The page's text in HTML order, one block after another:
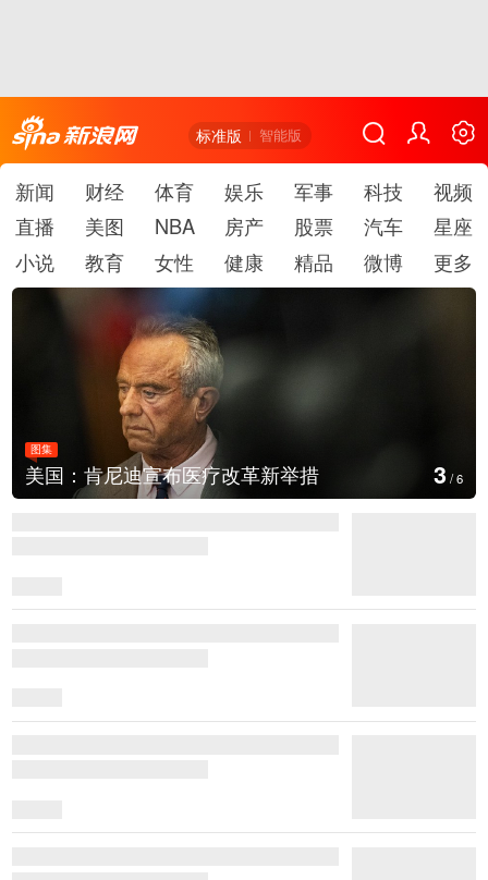
标准版 智能版
新闻 财经 体育 娱乐 军事 科技
视频
直播
美图 NBA 房产 股票 汽车
星座
小说
教育 女性 健康 精品 微博 更多
图集
云南普洱：乡村风光如画 4 /6